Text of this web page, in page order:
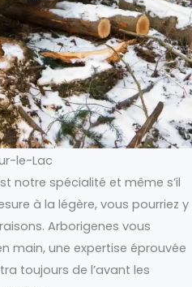
le-Lac
notre spécialité et même s’il
à la légère, vous pourriez y
Arborigenes vous
main, une expertise éprouvée
toujours de l’avant les